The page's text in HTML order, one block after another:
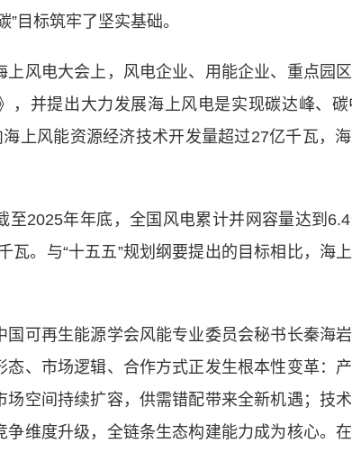
目标筑牢了坚实基础。
电大会上，风电企业、用能企业、重点园区
，并提出大力发展海上风电是实现碳达峰、
上风能资源经济技术开发量超过27亿千瓦，
2025年年底，全国风电累计并网容量达到6.4
瓦。与“十五五”规划纲要提出的目标相比，海
可再生能源学会风能专业委员会秘书长秦海
、市场逻辑、合作方式正发生根本性变革：产
场空间持续扩容，供需错配带来全新机遇；技
争维度升级，全链条生态构建能力成为核心。